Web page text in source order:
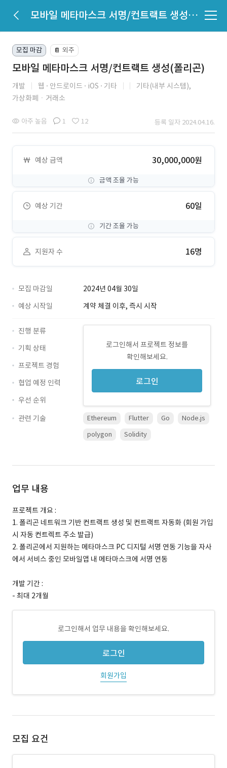
모바일 메타마스크 서명/컨트랙트 생성(폴리곤)
모집 마감 📔 외주
모바일 메타마스크 서명/컨트랙트 생성(폴리곤)
개발 웹 안드로이드 iOS 기타
기타(내부 시스템),
가상화폐ㆍ거래소
아주 높음 1 12 등록 일자 2024.04.16.
예상 금액 30,000,000원
금액 조율 가능
예상 기간 60일
기간 조율 가능
지원자 수 16명
모집 마감일
2024년 04월 30일
예상 시작일
계약 체결 이후, 즉시 시작
로그인해서 프로젝트 정보를
확인해보세요.
로그인
진행 분류
기획 상태
프로젝트 경험
협업 예정 인력
우선 순위
관련 기술
Ethereum Flutter Go
Node.js
polygon
Solidity
업무 내용
프로젝트 개요 :
1. 폴리곤 네트워크 기반 컨트랙트 생성 및 컨트랙트 자동화 (회원 가입
시 자동 컨트렉트 주소 발급)
2. 폴리곤에서 지원하는 메타마스크 PC 디지털 서명 연동 기능을 자사
에서 서비스 중인 모바일앱 내 메타마스크에 서명 연동
개발 기간 :
- 최대 2개월
로그인해서 업무 내용을 확인해보세요.
로그인
회원가입
모집 요건